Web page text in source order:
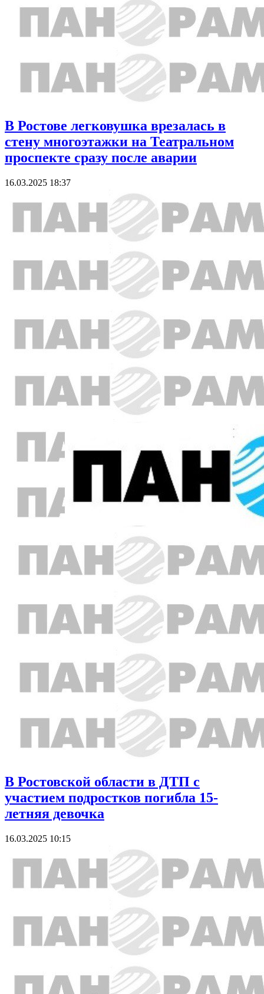
В Ростове легковушка врезалась в
стену многоэтажки на Театральном
проспекте сразу после аварии
16.03.2025 18:37
В Ростовской области в ДТП с
участием подростков погибла 15-
летняя девочка
16.03.2025 10:15